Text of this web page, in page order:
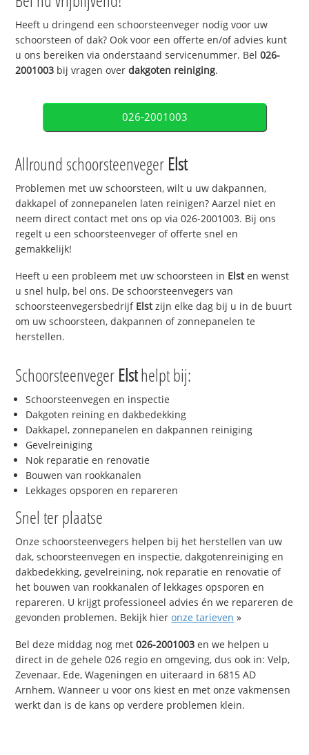
Heeft u dringend een schoorsteenveger nodig voor uw
schoorsteen of dak? Ook voor een offerte en/of advies kunt
u ons bereiken via onderstaand servicenummer. Bel026-
2001003 bij vragen overdakgoten reiniging.
026-2001003
Allround schoorsteenveger Elst
Problemen met uw schoorsteen, wilt u uw dakpannen,
dakkapel of zonnepanelen laten reinigen? Aarzel niet en
neem direct contact met ons op via 026-2001003. Bij ons
regelt u een schoorsteenveger of offerte snel en
gemakkelijk!
Heeft u een probleem met uw schoorsteen in Elsten wenst
u snel hulp, bel ons. De schoorsteenvegers van
schoorsteenvegersbedrijf Elstzijn elke dag bij u in de buurt
om uw schoorsteen, dakpannen of zonnepanelen te
herstellen.
Schoorsteenveger Elsthelpt bij:
Schoorsteenvegen en inspectie
Dakgoten reining en dakbedekking
Dakkapel, zonnepanelen en dakpannen reiniging
Gevelreiniging
Nok reparatie en renovatie
Bouwen van rookkanalen
Lekkages opsporen en repareren
Snel ter plaatse
Onze schoorsteenvegers helpen bij het herstellen van uw
dak, schoorsteenvegen en inspectie, dakgotenreiniging en
dakbedekking, gevelreining, nok reparatie en renovatie of
het bouwen van rookkanalen of lekkages opsporen en
repareren. U krijgt professioneel advies én we repareren de
gevonden problemen. Bekijk hieronze tarieven »
Bel deze middag nog met026-2001003 en we helpen u
direct in de gehele 026 regio en omgeving, dus ook in: Velp,
Zevenaar, Ede, Wageningen en uiteraard in 6815 AD
Arnhem. Wanneer u voor ons kiest en met onze vakmensen
werkt dan is de kans op verdere problemen klein.